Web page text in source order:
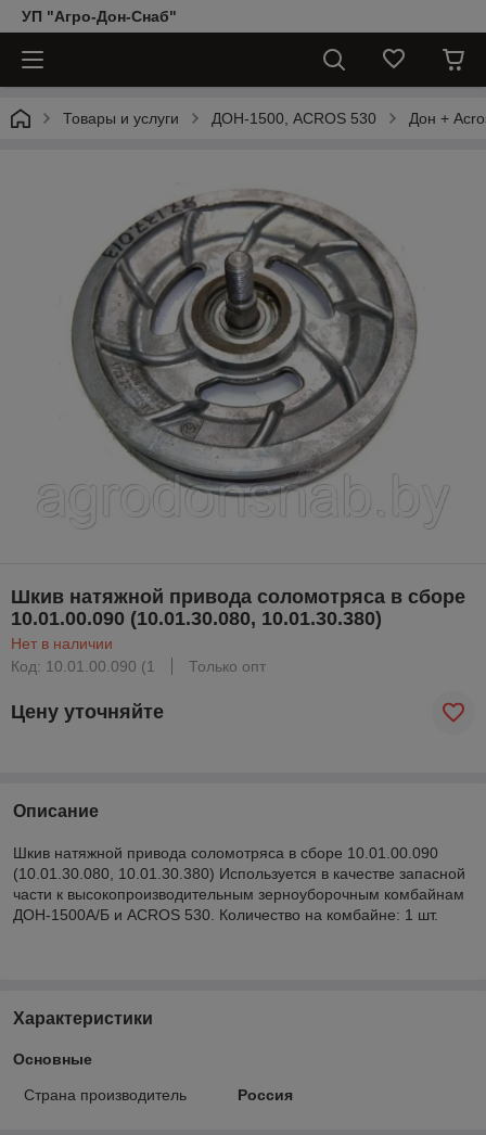
УП "Агро-Дон-Снаб"
Товары и услуги ДОН-1500, АCROS 530 Дон +
Шкив натяжной привода соломотряса в сборе
10.01.00.090 (10.01.30.080, 10.01.30.380)
Нет в наличии
Код: 10.01.00.090 (1
Только опт
Цену уточняйте
Описание
Шкив натяжной привода соломотряса в сборе 10.01.00.090
(10.01.30.080, 10.01.30.380) Используется в качестве запасной
части к высокопроизводительным зерноуборочным комбайнам
ДОН-1500А/Б и ACROS 530. Количество на комбайне: 1 шт.
Характеристики
Основные
Страна производитель Россия